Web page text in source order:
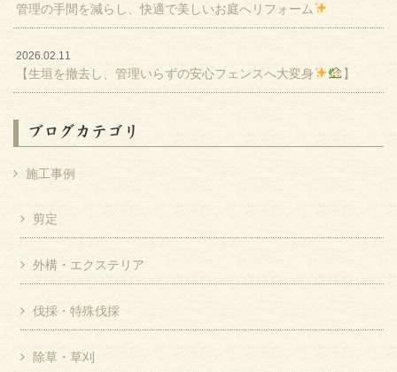
管理の手間を減らし、快適で美しいお庭へリフォーム
2026.02.11
【生垣を撤去し、管理いらずの安心フェンスへ大変身 】
ブログカテゴリ
施工事例
剪定
外構・エクステリア
伐採・特殊伐採
除草・草刈